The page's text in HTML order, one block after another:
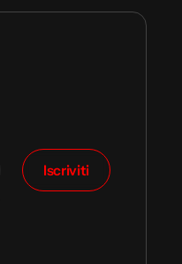
Iscriviti